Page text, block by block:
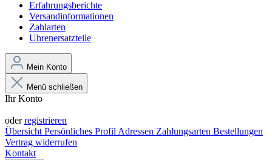
Erfahrungsberichte
Versandinformationen
Zahlarten
Uhrenersatzteile
Mein Konto
Menü schließen
Ihr Konto
oderregistrieren
Übersicht Persönliches Profil Adressen Zahlungsarten Bestellungen
Vertrag widerrufen
Kontakt